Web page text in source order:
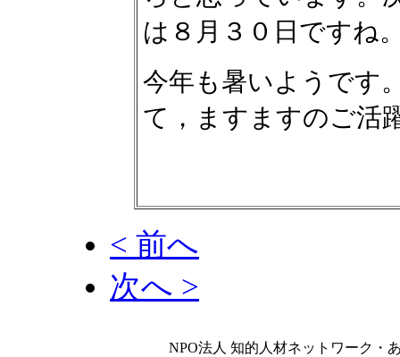
は８月３０日ですね
今年も暑いようです
て，ますますのご活
< 前へ
次へ >
NPO法人 知的人材ネットワーク・